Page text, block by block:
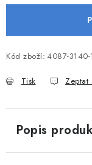
PŘÍSLUŠENSTVÍ K
PŘÍVĚSY K LODÍM
ZNAČKY
Kód zboží: 4087-3140-
Tisk Zeptat
Popis